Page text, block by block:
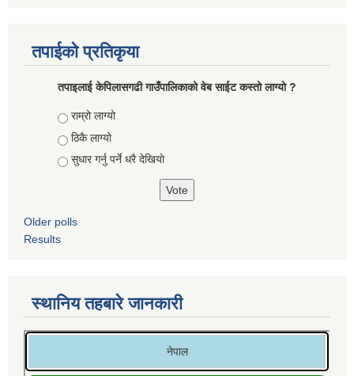
तपाईको प्रतिकृया
तपाइलाई केपिलासगढी गाउँपालिकाको वेब साईट कस्तो लाग्यो ?
Choices
राम्रो लाग्यो
ठिकै लाग्यो
सुधार गर्नु पर्ने धरै देखियाे
Older polls
Results
स्थानिय तहबारे जानकारी